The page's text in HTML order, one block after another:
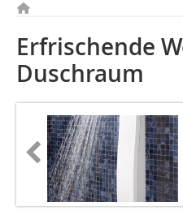
Erfrischende
Duschraum